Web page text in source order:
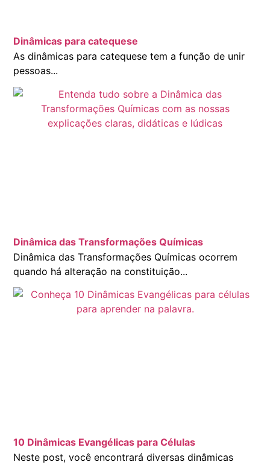
Dinâmicas para catequese
As dinâmicas para catequese tem a função de unir
pessoas...
Dinâmica das Transformações Químicas
Dinâmica das Transformações Químicas ocorrem
quando há alteração na constituição...
10 Dinâmicas Evangélicas para Células
Neste post, você encontrará diversas dinâmicas